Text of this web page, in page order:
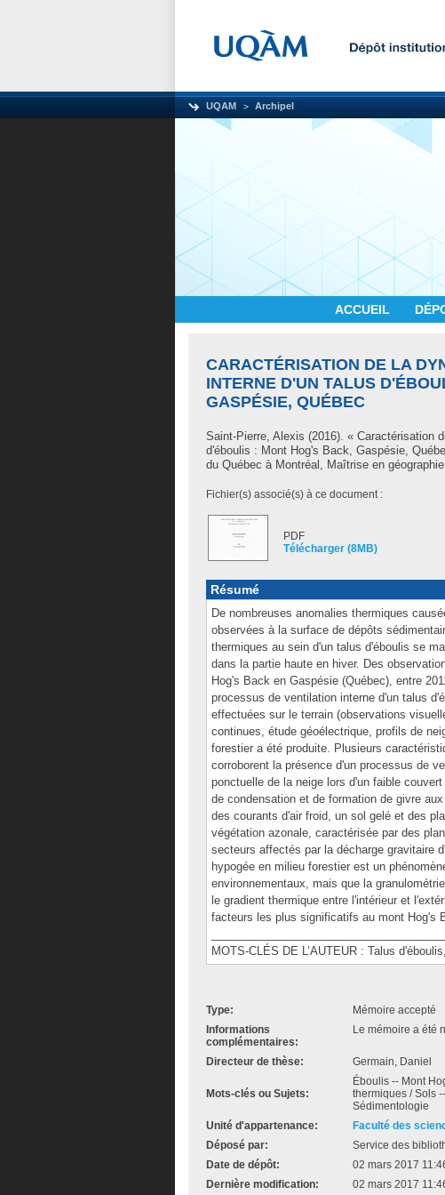
UQAM Archipel
ACCUEIL
CARACTÉRISATION DE LA
INTERNE D'UN TALUS
GASPÉSIE, QUÉBEC
Saint-Pierre, Alexis (2016). « Caractérisation
d'éboulis : Mont Hog's Back, Gaspésie,
du Québec à Montréal, Maîtrise en
Fichier(s) associé(s) à ce document :
PDF
Télécharger (8MB)
Résumé
De nombreuses anomalies thermiques
observées à la surface de dépôts
thermiques au sein d'un talus d'éboulis se
dans la partie haute en hiver. Des
Hog's Back en Gaspésie (Québec), entre
processus de ventilation interne d'un talus
effectuées sur le terrain (observations
continues, étude géoélectrique, profils de
forestier a été produite. Plusieurs
corroborent la présence d'un processus de
ponctuelle de la neige lors d'un faible
de condensation et de formation de givre
des courants d'air froid, un sol gelé et des
végétation azonale, caractérisée par des
secteurs affectés par la décharge gravitaire
hypogée en milieu forestier est un
environnementaux, mais que la
le gradient thermique entre l'intérieur et
facteurs les plus significatifs au mont Hog's
MOTS-CLÉS DE L’AUTEUR : Talus
Type:
Mémoire accepté
Informations
complémentaires:
Le mémoire a été
Directeur de thèse: Germain, Daniel
Mots-clés ou Sujets:
Éboulis -- Mont
thermiques / Sols
Sédimentologie
Unité d'appartenance:
Faculté des
Déposé par:
Service des
Date de dépôt:
02 mars 2017
Dernière modification:
02 mars 2017